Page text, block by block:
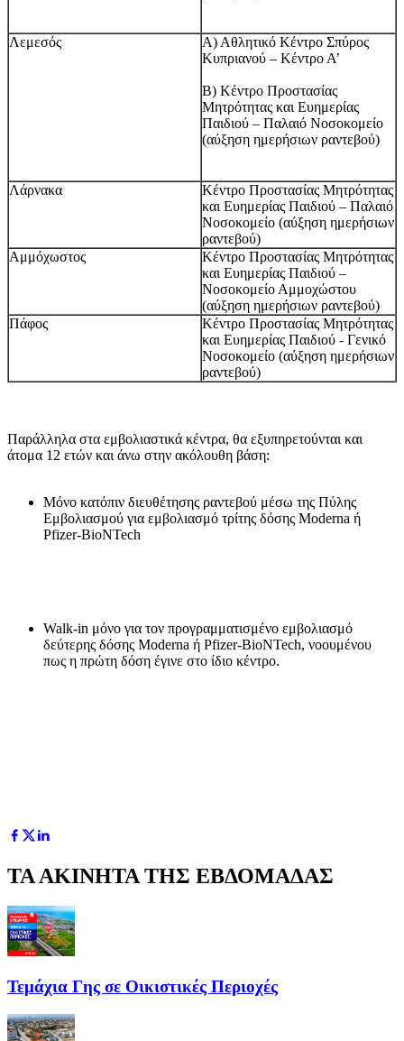
Λεμεσός
Α) Αθλητικό Κέντρο Σπύρος
Κυπριανού – Κέντρο Α’
Β) Κέντρο Προστασίας
Μητρότητας και Ευημερίας
Παιδιού – Παλαιό Νοσοκομείο
(αύξηση ημερήσιων ραντεβού)
Λάρνακα
Κέντρο Προστασίας Μητρότητας
και Ευημερίας Παιδιού – Παλαιό
Νοσοκομείο (αύξηση ημερήσιων
ραντεβού)
Αμμόχωστος
Κέντρο Προστασίας Μητρότητας
και Ευημερίας Παιδιού –
Νοσοκομείο Αμμοχώστου
(αύξηση ημερήσιων ραντεβού)
Πάφος
Κέντρο Προστασίας Μητρότητας
και Ευημερίας Παιδιού - Γενικό
Νοσοκομείο (αύξηση ημερήσιων
ραντεβού)
Παράλληλα στα εμβολιαστικά κέντρα, θα εξυπηρετούνται και
άτομα 12 ετών και άνω στην ακόλουθη βάση:
Μόνο κατόπιν διευθέτησης ραντεβού μέσω της Πύλης
Εμβολιασμού για εμβολιασμό τρίτης δόσης Moderna ή
Pfizer-BioNTech
Walk-in μόνο για τον προγραμματισμένο εμβολιασμό
δεύτερης δόσης Moderna ή Pfizer-BioNTech, νοουμένου
πως η πρώτη δόση έγινε στο ίδιο κέντρο.
ΤΑ ΑΚΙΝΗΤΑ ΤΗΣ ΕΒΔΟΜΑΔΑΣ
Τεμάχια Γης σε Οικιστικές Περιοχές